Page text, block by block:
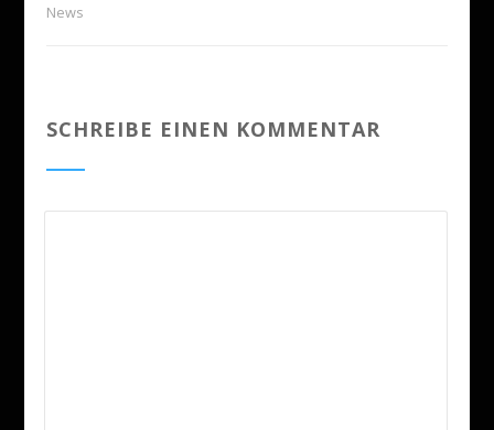
News
SCHREIBE EINEN KOMMENTAR